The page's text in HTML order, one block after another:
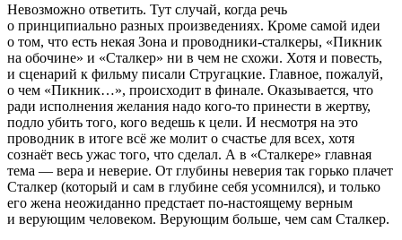
Невозможно ответить. Тут случай, когда речь
о принципиально разных произведениях. Кроме самой идеи
о том, что есть некая Зона и проводники-сталкеры, «Пикник
на обочине» и «Сталкер» ни в чем не схожи. Хотя и повесть,
и сценарий к фильму писали Стругацкие. Главное, пожалуй,
о чем «Пикник…», происходит в финале. Оказывается, что
ради исполнения желания надо кого-то принести в жертву,
подло убить того, кого ведешь к цели. И несмотря на это
проводник в итоге всё же молит о счастье для всех, хотя
сознаёт весь ужас того, что сделал. А в «Сталкере» главная
тема — вера и неверие. От глубины неверия так горько плачет
Сталкер (который и сам в глубине себя усомнился), и только
его жена неожиданно предстает по-настоящему верным
и верующим человеком. Верующим больше, чем сам Сталкер.